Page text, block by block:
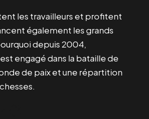
les travailleurs et profitent
également les grands
depuis 2004,
engagé dans la bataille de
de paix et une répartition